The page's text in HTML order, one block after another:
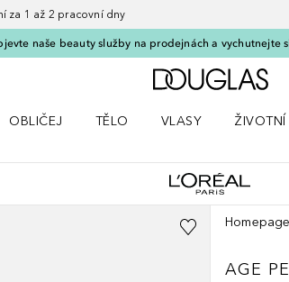
1 až 2 pracovní dny
naše beauty služby na prodejnách a vychutnejte
OBLIČEJ
TĚLO
VLASY
ŽIVOTNÍ
Homepage
AGE